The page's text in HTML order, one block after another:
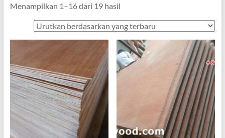
Menampilkan 1–16 dari 19 hasilDiurutkan
yang
terbaru